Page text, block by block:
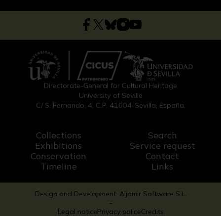
Directorate-General for Cultural Heritage
University of Seville
C/ S. Fernando, 4, C.P. 41004-Sevilla, España.
Collections
Exhibitions
Conservation
Timeline
Search
Service request
Contact
Links
Design and Development: Aljamir Software S.L.
-
Legal noticePrivacy policeCredits